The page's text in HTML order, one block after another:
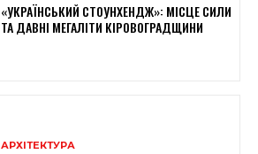
«УКРАЇНСЬКИЙ СТОУНХЕНДЖ»: МІСЦЕ СИЛИ
ТА ДАВНІ МЕГАЛІТИ КІРОВОГРАДЩИНИ
АРХІТЕКТУРА